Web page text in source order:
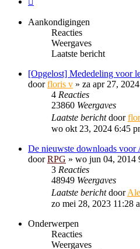
Aankondigingen
Reacties
Weergaves
Laatste bericht
[Opgelost] Mededeling voor
doorfloris v » za apr 27,
4 Reacties
23860 Weergaves
Laatste berichtdoor
wo okt 23, 2024 6:45
De nieuwste downloads
doorRPG » wo jun 04, 2014
3 Reacties
48949 Weergaves
Laatste berichtdoor
zo mei 28, 2023 11:28
Onderwerpen
Reacties
Weergaves